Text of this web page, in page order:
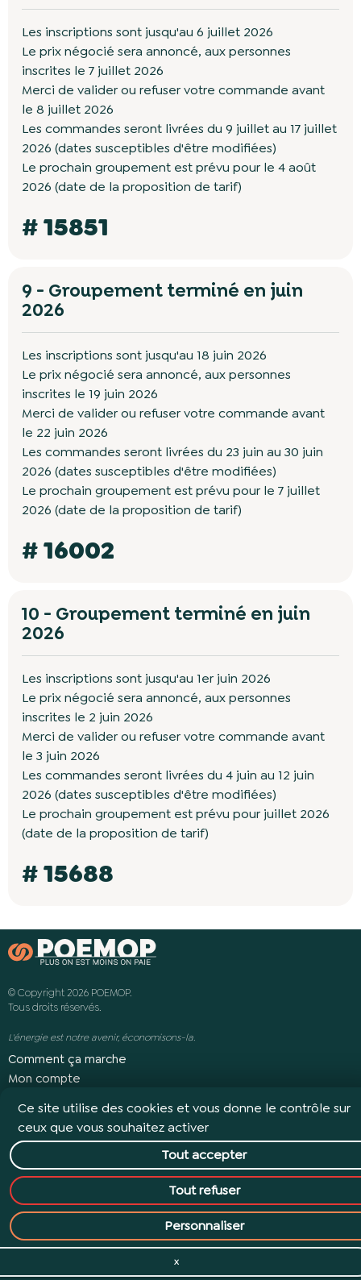
Ce site utilise des cookies et vous donne le contrôle sur
ceux que vous souhaitez activer
Tout accepter
Tout refuser
Personnaliser
X
Les inscriptions sont jusqu'au 6 juillet 2026
Le prix négocié sera annoncé, aux personnes
inscrites le 7 juillet 2026
Merci de valider ou refuser votre commande avant
le 8 juillet 2026
Les commandes seront livrées du 9 juillet au 17 juillet
2026 (dates susceptibles d'être modifiées)
Le prochain groupement est prévu pour le 4 août
2026 (date de la proposition de tarif)
# 15851
9 - Groupement terminé en juin
2026
Les inscriptions sont jusqu'au 18 juin 2026
Le prix négocié sera annoncé, aux personnes
inscrites le 19 juin 2026
Merci de valider ou refuser votre commande avant
le 22 juin 2026
Les commandes seront livrées du 23 juin au 30 juin
2026 (dates susceptibles d'être modifiées)
Le prochain groupement est prévu pour le 7 juillet
2026 (date de la proposition de tarif)
# 16002
10 - Groupement terminé en juin
2026
Les inscriptions sont jusqu'au 1er juin 2026
Le prix négocié sera annoncé, aux personnes
inscrites le 2 juin 2026
Merci de valider ou refuser votre commande avant
le 3 juin 2026
Les commandes seront livrées du 4 juin au 12 juin
2026 (dates susceptibles d'être modifiées)
Le prochain groupement est prévu pour juillet 2026
(date de la proposition de tarif)
# 15688
© Copyright 2026 POEMOP.
Tous droits réservés.
L'énergie est notre avenir, économisons-la.
Comment ça marche
Mon compte
Avis clients
REJOIGNEZ-NOUS !
Contact
Cookies|Données personnelles
Conditions d’utilisation